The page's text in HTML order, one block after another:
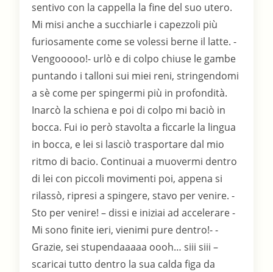
sentivo con la cappella la fine del suo utero.
Mi misi anche a succhiarle i capezzoli più
furiosamente come se volessi berne il latte. -
Vengooooo!- urlò e di colpo chiuse le gambe
puntando i talloni sui miei reni, stringendomi
a sè come per spingermi più in profondità.
Inarcò la schiena e poi di colpo mi baciò in
bocca. Fui io però stavolta a ficcarle la lingua
in bocca, e lei si lasciò trasportare dal mio
ritmo di bacio. Continuai a muovermi dentro
di lei con piccoli movimenti poi, appena si
rilassò, ripresi a spingere, stavo per venire. -
Sto per venire! – dissi e iniziai ad accelerare -
Mi sono finite ieri, vienimi pure dentro!- -
Grazie, sei stupendaaaaa oooh… siii siii –
scaricai tutto dentro la sua calda figa da